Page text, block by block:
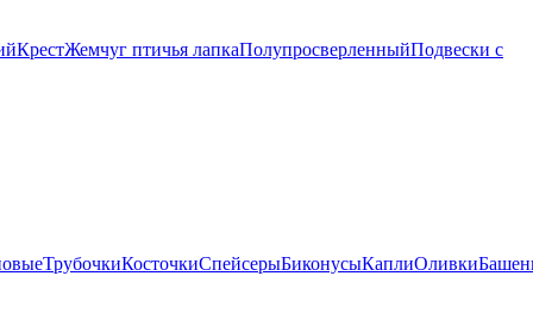
КрестЖемчуг птичья лапкаПолупросверленныйПодвески с
ТрубочкиКосточкиСпейсерыБиконусыКаплиОливки